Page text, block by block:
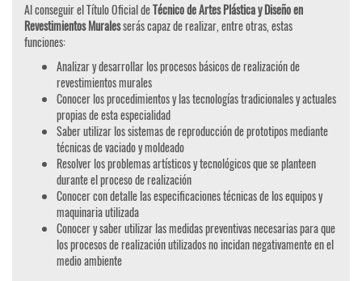
Al conseguir el Título Oficial deTécnico de Artes Plástica y Diseño en
Revestimientos Muralesserás capaz de realizar, entre otras, estas
funciones:
Analizar y desarrollar los procesos básicos de realización de
revestimientos murales
Conocer los procedimientos y las tecnologías tradicionales y actuales
propias de esta especialidad
Saber utilizar los sistemas de reproducción de prototipos mediante
técnicas de vaciado y moldeado
Resolver los problemas artísticos y tecnológicos que se planteen
durante el proceso de realización
Conocer con detalle las especificaciones técnicas de los equipos y
maquinaria utilizada
Conocer y saber utilizar las medidas preventivas necesarias para que
los procesos de realización utilizados no incidan negativamente en el
medio ambiente